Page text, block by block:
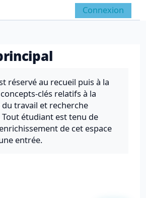
Activer/désactiver la
Connexion
réservé au recueil puis à la
clés relatifs à la
travail et recherche
étudiant est tenu de
de cet espace
entrée.